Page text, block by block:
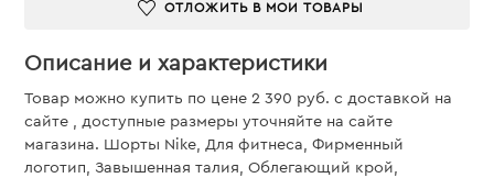
ОТЛОЖИТЬ В МОИ ТОВАРЫ
Описание и характеристики
Товар можно купить по цене 2 390 руб. c доставкой на
сайте , доступные размеры уточняйте на сайте
магазина. Шорты Nike, Для фитнеса, Фирменный
логотип, Завышенная талия, Облегающий крой,